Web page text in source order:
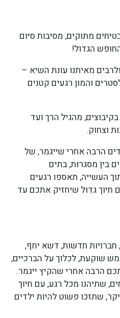
מתוקים, מסיבות סיום
הגדול!
מאיתנו עונת השיא –
והמון רגעים קטנים
מהגיל הרך ועד
וצחוק.
הרבה אחרי שייגמר, של
בין מסגרות, בתים
העשייה, תאספו רגעים
חיוך גדול שיחזיק אתכם עד
חדשות, דשא יחף,
שוקעת, לכלוך על הברכיים,
הרבה אחרי שהקיץ ייגמר.
שתיהנו מכל רגע, עם חיוך
שתזכו פשוט להיות ילדים